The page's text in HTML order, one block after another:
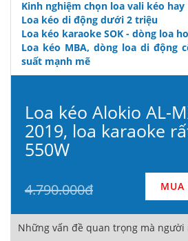
Kinh nghiệm chọn loa vali kéo hay
Loa kéo di động dưới 2 triệu
Loa kéo karaoke SOK - dòng loa
Loa kéo MBA, dòng loa di động
suất mạnh mẽ
Loa kéo Alokio AL-
2019, loa karaoke
550W
4.790.000đ MUA
Những vấn đề quan trọng mà người